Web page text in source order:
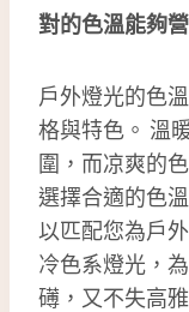
對的色溫能夠
戶外燈光的色
格與特色。 溫
圍，而凉爽的
選擇合適的色
以匹配您為戶
冷色系燈光，
礡，又不失高